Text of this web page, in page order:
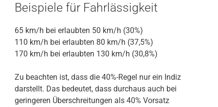
Beispiele für Fahrlässigkeit
65 km/h bei erlaubten 50 km/h (30%)
110 km/h bei erlaubten 80 km/h (37,5%)
170 km/h bei erlaubten 130 km/h (30,8%)
Zu beachten ist, dass die 40%-Regel nur ein Indiz
darstellt. Das bedeutet, dass durchaus auch bei
geringeren Überschreitungen als 40% Vorsatz